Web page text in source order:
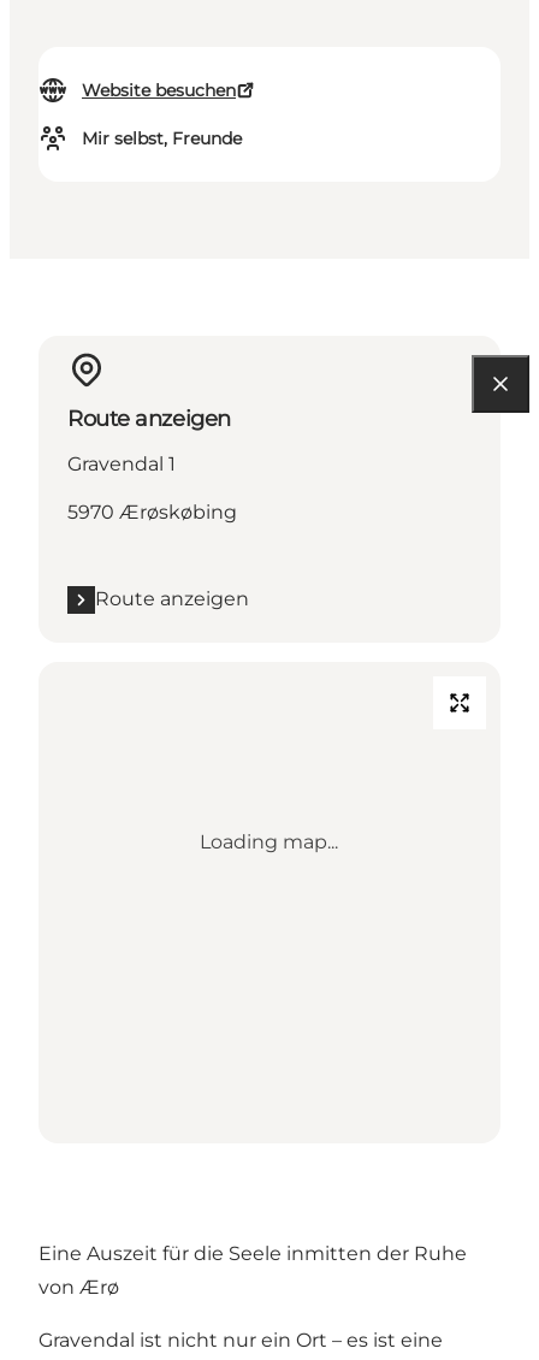
Website besuchen
Mir selbst, Freunde
Route anzeigen
Gravendal 1
5970 Ærøskøbing
Route anzeigen
Loading map...
Eine Auszeit für die Seele inmitten der Ruhe
von Ærø
Gravendal ist nicht nur ein Ort – es ist eine